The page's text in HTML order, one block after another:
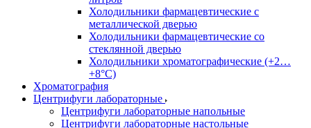
Холодильники фармацевтические с
металлической дверью
Холодильники фармацевтические со
стеклянной дверью
Холодильники хроматографические (+2…
+8°C)
Хроматография
Центрифуги лабораторные
Центрифуги лабораторные напольные
Центрифуги лабораторные настольные